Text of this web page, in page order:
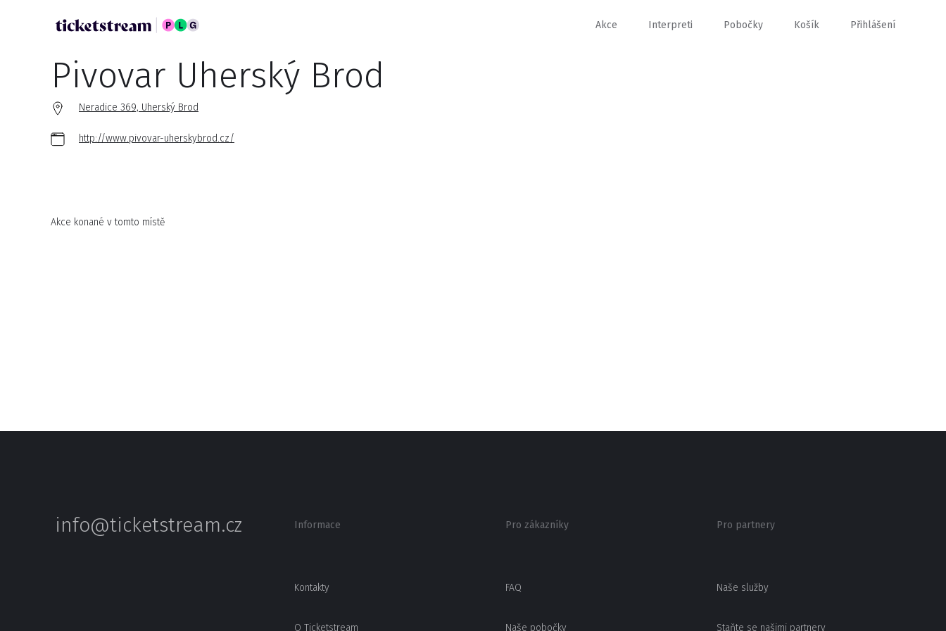
Akce Interpreti Pobočky Košík Přihlášení
Pivovar Uherský Brod
Neradice 369, Uherský Brod
http://www.pivovar-uherskybrod.cz/
Akce konané v tomto místě
info@ticketstream.cz Informace
Kontakty
O Ticketstream
Pro zákazníky
FAQ
Naše pobočky
Pro partnery
Naše služby
Staňte se našimi partnery